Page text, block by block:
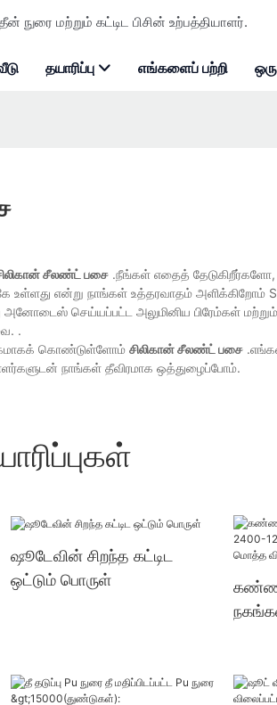
நுரை மற்றும் கட்டிட பிசின் உற்பத்தியாளர்.
தயாரிப்பு எங்களைப் பற்றி
சீலண்ட் பசை .நீங்கள் எதைத்
உள்ளது என்று நாங்கள் உத்தரவாதம் அளிக்கிறோம்
அனோடைஸ் செய்யப்பட்ட அலுமினிய பிரேம்கள்
.
கொண்டுள்ளோம் சிலிகான் சீலண்ட் பசை
நாங்கள் தீவிரமாக ஒத்துழைப்போம்.
ஷூடேவின் சிறந்த கட்டிட
ஒட்டும் பொருள்